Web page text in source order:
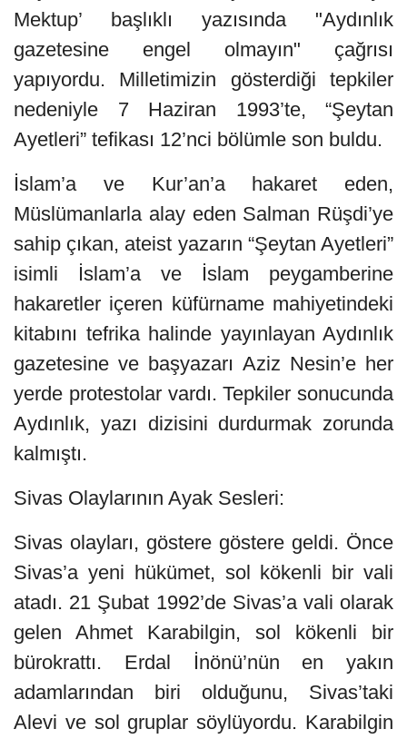
Mektup’ başlıklı yazısında "Aydınlık
gazetesine engel olmayın" çağrısı
yapıyordu. Milletimizin gösterdiği tepkiler
nedeniyle 7 Haziran 1993’te, “Şeytan
Ayetleri” tefikası 12’nci bölümle son buldu.
İslam’a ve Kur’an’a hakaret eden,
Müslümanlarla alay eden Salman Rüşdi’ye
sahip çıkan, ateist yazarın “Şeytan Ayetleri”
isimli İslam’a ve İslam peygamberine
hakaretler içeren küfürname mahiyetindeki
kitabını tefrika halinde yayınlayan Aydınlık
gazetesine ve başyazarı Aziz Nesin’e her
yerde protestolar vardı. Tepkiler sonucunda
Aydınlık, yazı dizisini durdurmak zorunda
kalmıştı.
Sivas Olaylarının Ayak Sesleri:
Sivas olayları, göstere göstere geldi. Önce
Sivas’a yeni hükümet, sol kökenli bir vali
atadı. 21 Şubat 1992’de Sivas’a vali olarak
gelen Ahmet Karabilgin, sol kökenli bir
bürokrattı. Erdal İnönü’nün en yakın
adamlarından biri olduğunu, Sivas’taki
Alevi ve sol gruplar söylüyordu. Karabilgin